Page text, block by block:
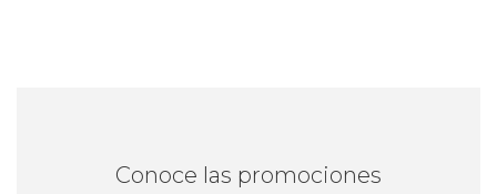
Conoce las promociones